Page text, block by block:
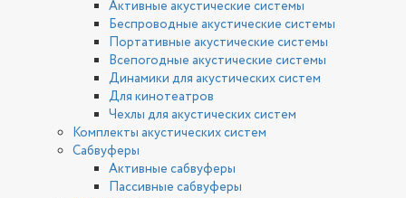
Активные акустические системы
Беспроводные акустические системы
Портативные акустические системы
Всепогодные акустические системы
Динамики для акустических систем
Для кинотеатров
Чехлы для акустических систем
Комплекты акустических систем
Сабвуферы
Активные сабвуферы
Пассивные сабвуферы